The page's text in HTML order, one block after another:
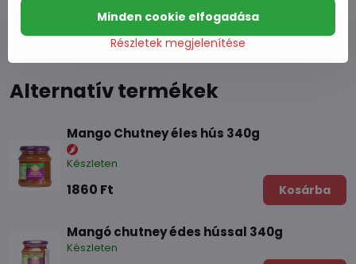
Alternatív termékek
Mango Chutney éles hús 340g
Készleten
1860 Ft Kosárba
Mangó chutney édes hússal 340g
Készleten
Részletek megjelenítése
Minden cookie elfogadása